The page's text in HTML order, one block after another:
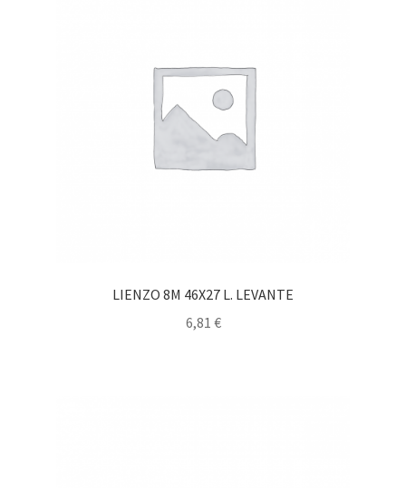
LIENZO 8M 46X27 L. LEVANTE
6,81 €